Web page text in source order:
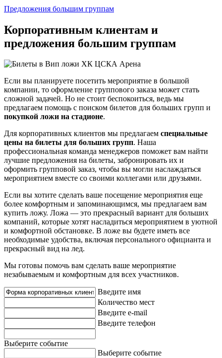
Предложения большим группам
Корпоративным клиентам и
предложения большим группам
Если вы планируете посетить мероприятие в большой
компании, то оформление группового заказа может стать
сложной задачей. Но не стоит беспокоиться, ведь мы
предлагаем помощь с поиском билетов для больших групп и
покупкой ложи на стадионе.
Для корпоративных клиентов мы предлагаем специальные
цены на билеты для больших групп. Наша
профессиональная команда менеджеров поможет вам найти
лучшие предложения на билеты, забронировать их и
оформить групповой заказ, чтобы вы могли наслаждаться
мероприятием вместе со своими коллегами или друзьями.
Если вы хотите сделать ваше посещение мероприятия еще
более комфортным и запоминающимся, мы предлагаем вам
купить ложу. Ложа — это прекрасный вариант для больших
компаний, которые хотят насладиться мероприятием в уютной
и комфортной обстановке. В ложе вы будете иметь все
необходимые удобства, включая персонального официанта и
прекрасный вид на лед.
Мы готовы помочь вам сделать ваше мероприятие
незабываемым и комфортным для всех участников.
Введите имя
Количество мест
Введите e-mail
Введите телефон
Выберите событие
Выберите событие